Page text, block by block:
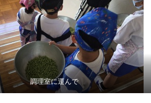
調理室に運んで